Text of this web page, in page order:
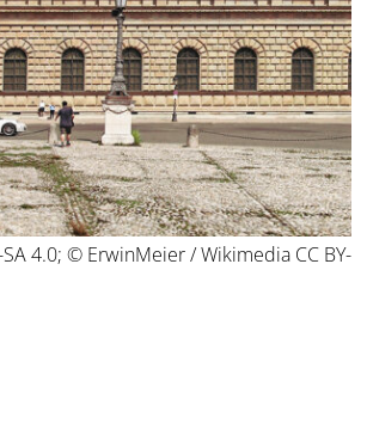
4.0; © ErwinMeier / Wikimedia CC BY-